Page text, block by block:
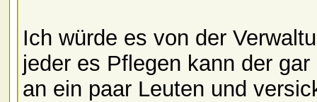
Ich würde es von der
jeder es Pflegen kann der
an ein paar Leuten und